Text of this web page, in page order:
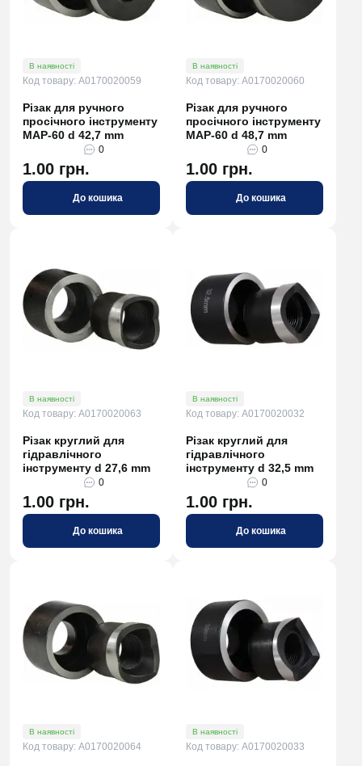
В наявності
Код товару: A0170020059
Різак для ручного
просічного інструменту
МАР-60 d 42,7 mm
0
1.00 грн.
До кошика
В наявності
Код товару: A0170020060
Різак для ручного
просічного інструменту
МАР-60 d 48,7 mm
0
1.00 грн.
До кошика
В наявності
Код товару: A0170020063
Різак круглий для
гідравлічного
інструменту d 27,6 mm
0
1.00 грн.
До кошика
В наявності
Код товару: A0170020032
Різак круглий для
гідравлічного
інструменту d 32,5 mm
0
1.00 грн.
До кошика
В наявності
Код товару: A0170020064
В наявності
Код товару: A0170020033